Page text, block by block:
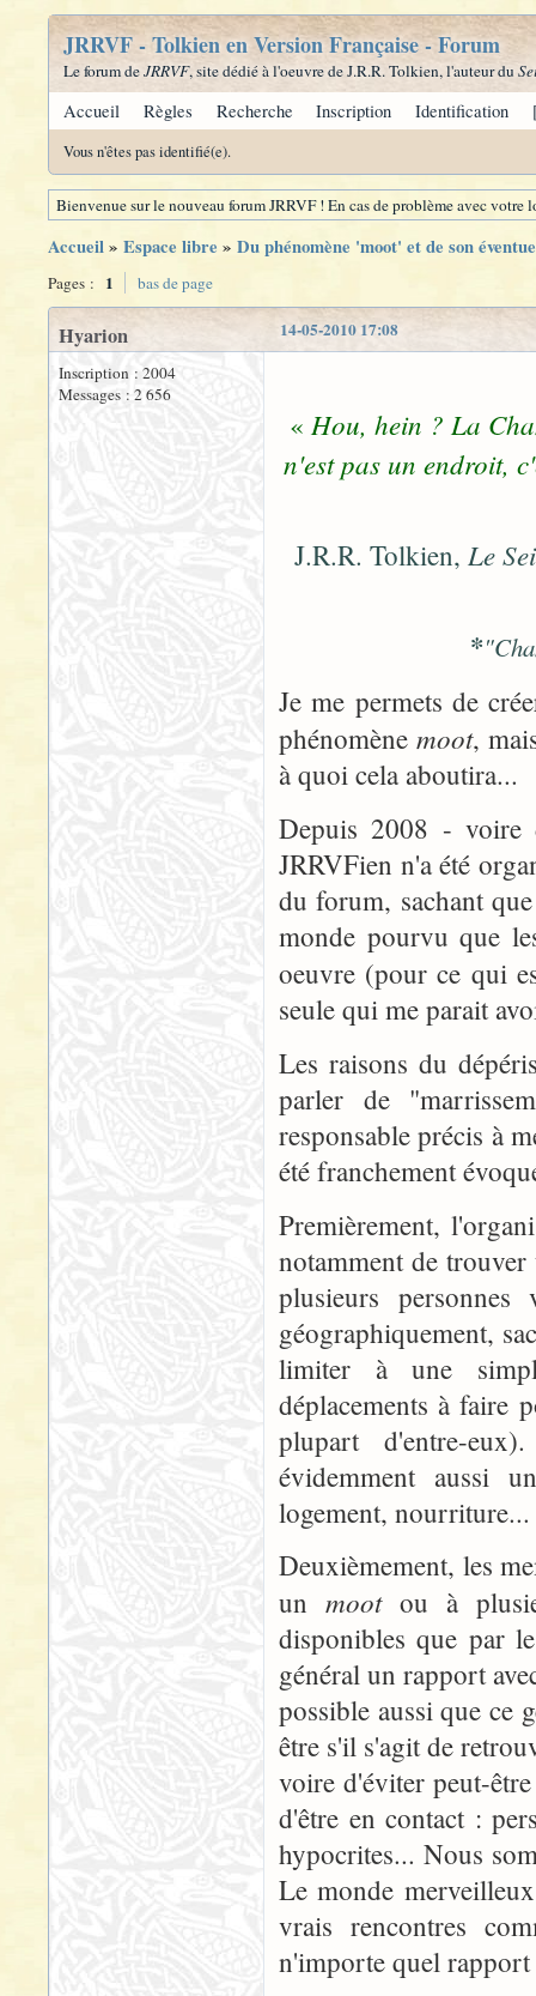
JRRVF - Tolkien en Version Française - Forum
Le forum deJRRVF, site dédié à l'oeuvre de J.R.R. Tolkien, l'auteur du
Accueil Règles Recherche Inscription Identification
Vous n'êtes pas identifié(e).
Bienvenue sur le nouveau forum JRRVF ! En cas de problème avec
Accueil» Espace libre » Du phénomène 'moot' et de son
Pages : 1 bas de page
14-05-2010 17:08
Hyarion
Inscription : 2004
Messages : 2 656
« Hou, hein ? La
n'est pas un endroit,
J.R.R. Tolkien, Le
*
Je me permets de
phénomène moot,
à quoi cela aboutira...
Depuis 2008 -
JRRVFien n'a été
du forum, sachant
monde pourvu que
oeuvre (pour ce qui
seule qui me parait
Les raisons du
parler de
responsable précis à
été franchement
Premièrement,
notamment de
plusieurs
géographiquement,
limiter à une
déplacements à faire
plupart d'entre-
évidemment aussi
logement, nourriture...
Deuxièmement, les
un mootou à
disponibles que par
général un rapport
possible aussi que ce
être s'il s'agit de
voire d'éviter peut-
d'être en contact :
hypocrites... Nous
Le monde
vrais rencontres
n'importe quel